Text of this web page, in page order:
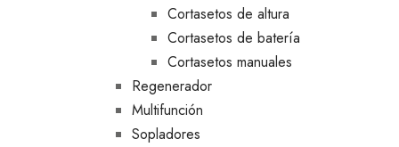
Cortasetos de altura
Cortasetos de batería
Cortasetos manuales
Regenerador
Multifunción
Sopladores